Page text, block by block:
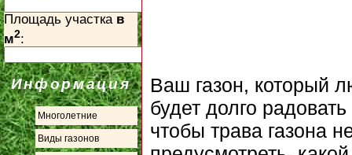
Площадь участка в
м2:
Информация
Многолетние
Виды газонов
Ваш газон, который
будет долго
чтобы трава газона